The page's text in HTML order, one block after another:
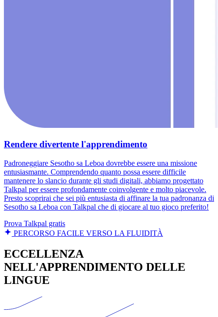
Rendere divertente l'apprendimento
Padroneggiare Sesotho sa Leboa dovrebbe essere una missione
entusiasmante. Comprendendo quanto possa essere difficile
mantenere lo slancio durante gli studi digitali, abbiamo progettato
Talkpal per essere profondamente coinvolgente e molto piacevole.
Presto scoprirai che sei più entusiasta di affinare la tua padronanza di
Sesotho sa Leboa con Talkpal che di giocare al tuo gioco preferito!
Prova Talkpal gratis
PERCORSO FACILE VERSO LA FLUIDITÀ
ECCELLENZA
NELL'APPRENDIMENTO DELLE
LINGUE